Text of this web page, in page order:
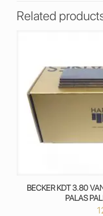
Related
BECKER KDT 3.80
PALAS